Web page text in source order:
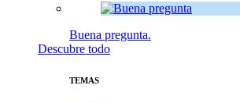
Buena pregunta.
Descubre todo
TEMAS